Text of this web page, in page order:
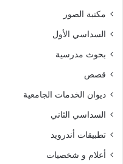
مكتبة الصور
السداسي الأول
بحوث مدرسية
قصص
ديوان الخدمات الجامعية
السداسي الثاني
تطبيقات أندرويد
أعلام و شخصيات